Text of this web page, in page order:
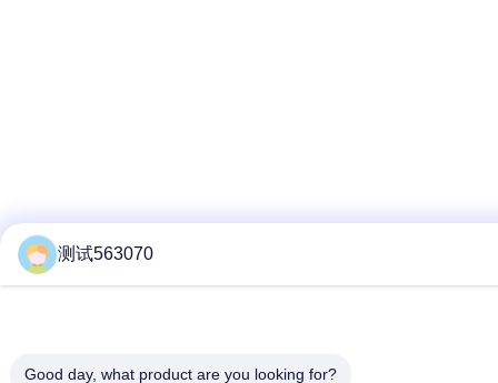
测试563070
Good day, what product are you looking for?